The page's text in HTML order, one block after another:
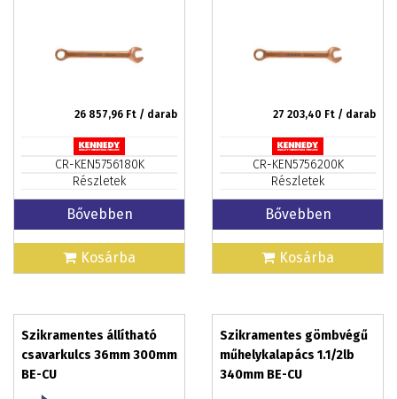
26 857,96 Ft / darab
CR-KEN5756180K
Részletek
Bővebben
Kosárba
27 203,40 Ft / darab
CR-KEN5756200K
Részletek
Bővebben
Kosárba
Szikramentes állítható
csavarkulcs 36mm 300mm
BE-CU
Szikramentes gömbvégű
műhelykalapács 1.1/2lb
340mm BE-CU